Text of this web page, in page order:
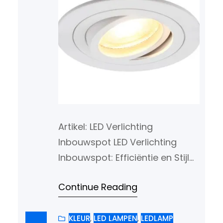
Artikel: LED Verlichting
Inbouwspot LED Verlichting
Inbouwspot: Efficiëntie en Stijl
inbouwspots zijn een populaire
residentiële als commerciële
Continue Reading
KLEUR, LED LAMPEN, LEDLAMP